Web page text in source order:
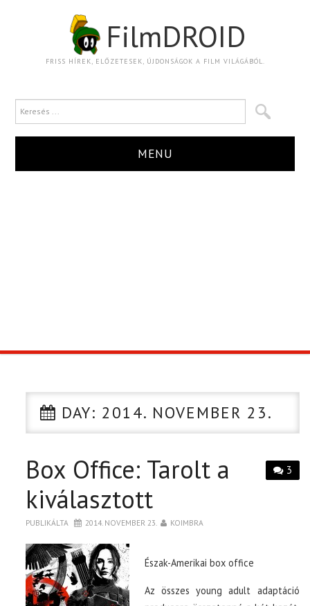
FilmDROID
FRISS HÍREK, ELŐZETESEK, ÚJDONSÁGOK A FILM VILÁGÁBÓL.
MENU
CIKK
PÓLÓ RENDELÉS
DAY: 2014. NOVEMBER 23.
3
Box Office: Tarolt a
kiválasztott
PUBLIKÁLTA 2014. NOVEMBER 23. KOIMBRA
Észak-Amerikai box office
Az összes young adult adaptáció